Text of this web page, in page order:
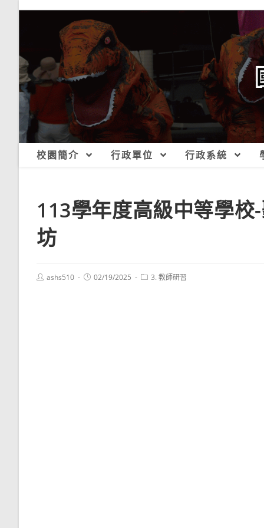
校園簡介 行政單位 行政系統
113學年度高級中等學
坊
Postashs510
Post02/19/2025
Post3. 教師研習